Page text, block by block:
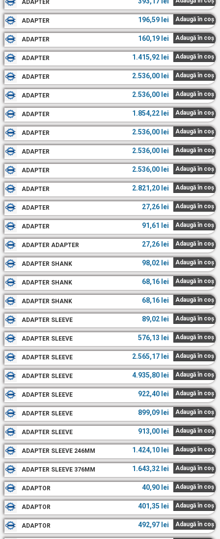
ADAPTER
ADAPTER 196,59 lei Adaugă în coș
ADAPTER 160,19 lei Adaugă în coș
ADAPTER 1.415,92 lei Adaugă în coș
ADAPTER 2.536,00 lei Adaugă în coș
ADAPTER 2.536,00 lei Adaugă în coș
ADAPTER 1.854,22 lei Adaugă în coș
ADAPTER 2.536,00 lei Adaugă în coș
ADAPTER 2.536,00 lei Adaugă în coș
ADAPTER 2.536,00 lei Adaugă în coș
ADAPTER 2.821,20 lei Adaugă în coș
ADAPTER 27,26 lei Adaugă în coș
ADAPTER 91,61 lei Adaugă în coș
ADAPTER ADAPTER 27,26 lei Adaugă în coș
ADAPTER SHANK 98,02 lei Adaugă în coș
ADAPTER SHANK 68,16 lei Adaugă în coș
ADAPTER SHANK 68,16 lei Adaugă în coș
ADAPTER SLEEVE 89,02 lei Adaugă în coș
ADAPTER SLEEVE 576,13 lei Adaugă în coș
ADAPTER SLEEVE 2.565,17 lei Adaugă în coș
ADAPTER SLEEVE 4.935,80 lei Adaugă în coș
ADAPTER SLEEVE 922,40 lei Adaugă în coș
ADAPTER SLEEVE 899,09 lei Adaugă în coș
ADAPTER SLEEVE 913,00 lei Adaugă în coș
ADAPTER SLEEVE 246MM 1.424,10 lei Adaugă în coș
ADAPTER SLEEVE 376MM 1.643,32 lei Adaugă în coș
ADAPTOR 40,90 lei Adaugă în coș
ADAPTOR 401,35 lei Adaugă în coș
ADAPTOR 492,97 lei Adaugă în coș